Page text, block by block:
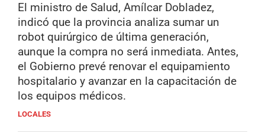
El ministro de Salud, Amílcar Dobladez,
indicó que la provincia analiza sumar un
robot quirúrgico de última generación,
aunque la compra no será inmediata. Antes,
el Gobierno prevé renovar el equipamiento
hospitalario y avanzar en la capacitación de
los equipos médicos.
LOCALES